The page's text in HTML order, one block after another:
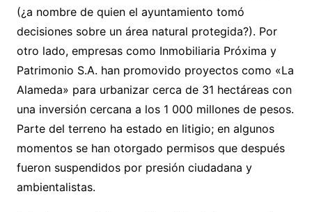
(¿a nombre de quien el ayuntamiento tomó
decisiones sobre un área natural protegida?). Por
otro lado, empresas como Inmobiliaria Próxima y
Patrimonio S.A. han promovido proyectos como «La
Alameda» para urbanizar cerca de 31 hectáreas con
una inversión cercana a los 1 000 millones de pesos.
Parte del terreno ha estado en litigio; en algunos
momentos se han otorgado permisos que después
fueron suspendidos por presión ciudadana y
ambientalistas.